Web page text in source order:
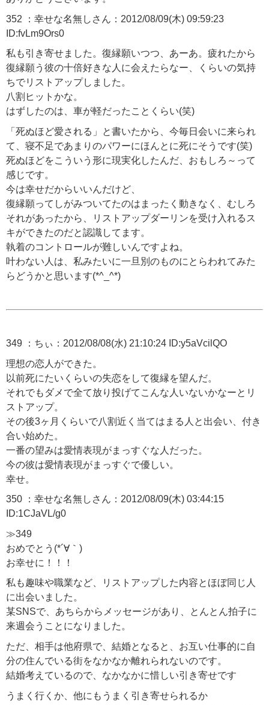
352 ：幸せな名無しさん：2012/08/09(木) 09:59:23
ID:fvLm9Ors0
私も引き寄せました。復縁願いつつ、あーあ。疲れたから
復縁願う彼の十倍好きな人に会えたらなー、くらいの気持
ちでリストアップしました。
八割ヒットかな。
はずしたのは、車が軽だったことくらい(笑)
「死ぬほど愛される」と書いたから、今毎日会いに来られ
て、寝不足であまりのパワーにほんとに死にそうです(笑)
死ぬほどをこういう形に現実化したんだ、おもしろ～って
感じです。
今は幸せだからいいんだけど、
復縁願ってしがみついてたのはまったく動きなく、むしろ
それがあったから、リストアップダーリンを受け入れるス
キができたのだと認識してます。
執着のコントロールが難しいんですよね。
叶わない人は、私みたいに一旦別のものにとらわれてみた
らどうかと思います(*^_^*)
349 ：ちぃ：2012/08/08(水) 21:10:24 ID:y5aVcilQO
理想の恋人ができた。
以前死にたいくらいの失恋をして復縁を望んだ。
それでもダメで全て放り投げてこんな人いないかなーとリ
ストアップ。
その後3ヶ月くらいで八割近く当てはまる人と出会い、付き
合い始めた。
一番の望みは愛情表現がまっすぐな人だった。
今の彼は愛情表現がまっすぐで優しい。
幸せ。
350 ：幸せな名無しさん：2012/08/09(木) 03:44:15
ID:1CJaVL/g0
≫349
おめでとう(*´∀｀)
お幸せに！！！
私も趣味や職業など、リストアップした内容とほぼ同じ人
に出会いました。
某SNSで、あちらからメッセージがあり、とんとん拍子に
来週会うことになりました。
ただ、相手は他府県で、結婚となると、お互い仕事的に自
分の住んでいる街をなかなか離れられないのです。
結婚考えているので、なかなかに惜しい引き寄せです
うまく行くか、他にもうまく引き寄せられるか